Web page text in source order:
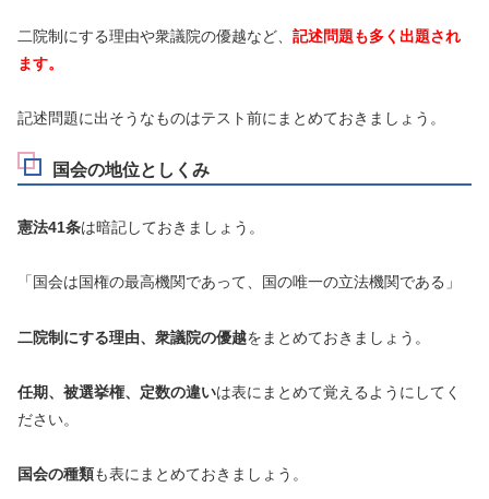
二院制にする理由や衆議院の優越など、 記述問題も多く出題され
ます。
記述問題に出そうなものはテスト前にまとめておきましょう。
国会の地位としくみ
憲法41条は暗記しておきましょう。
「国会は国権の最高機関であって、国の唯一の立法機関である」
二院制にする理由、衆議院の優越をまとめておきましょう。
任期、被選挙権、定数の違いは表にまとめて覚えるようにしてく
ださい。
国会の種類も表にまとめておきましょう。